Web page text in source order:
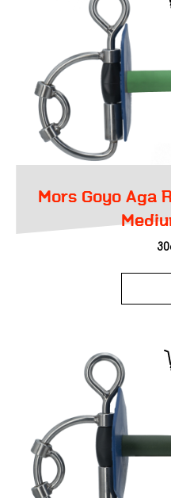
Mors Goyo Aga Réglable Easy-Ride